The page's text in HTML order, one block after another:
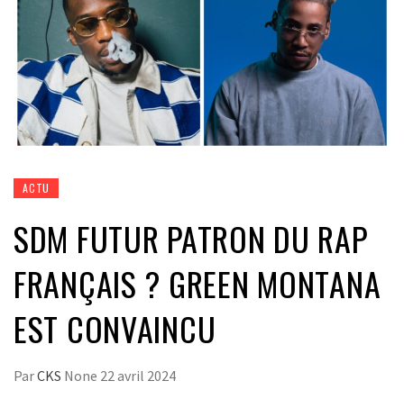
ACTU
SDM FUTUR PATRON DU RAP
FRANÇAIS ? GREEN MONTANA
EST CONVAINCU
ParCKS None 22 avril 2024